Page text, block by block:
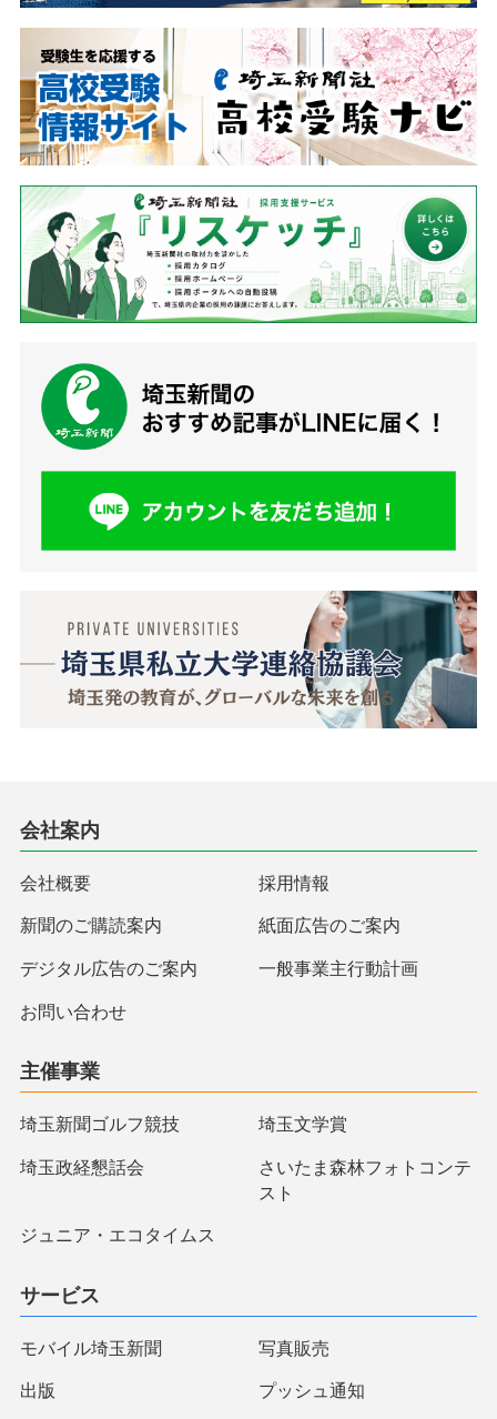
会社案内
会社概要 採用情報
新聞のご購読案内 紙面広告のご案内
デジタル広告のご案内 一般事業主行動計画
お問い合わせ
主催事業
埼玉新聞ゴルフ競技 埼玉文学賞
埼玉政経懇話会
さいたま森林フォトコンテ
スト
ジュニア・エコタイムス
サービス
モバイル埼玉新聞 写真販売
出版 プッシュ通知